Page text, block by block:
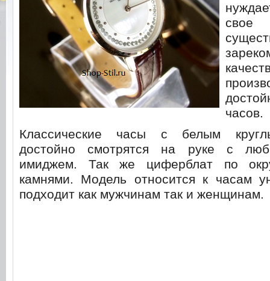
часов.
Классические часы с белым
достойно смотрятся на руке с
имиджем. Так же циферблат по
камнями. Модель относится к часам
подходит как мужчинам так и женщинам.